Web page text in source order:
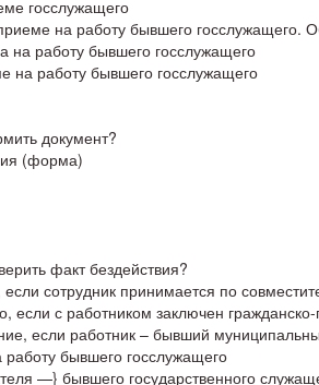
госслужащего
на работу бывшего госслужащего.
на работу бывшего госслужащего
на работу бывшего госслужащего
документ?
(форма)
факт бездействия?
сотрудник принимается по
если с работником заключен
если работник – бывший
бывшего госслужащего
—} бывшего государственного